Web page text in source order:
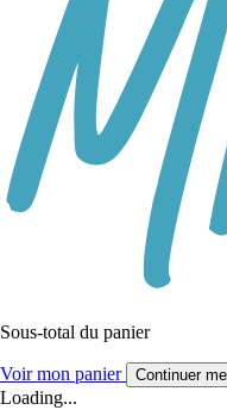
Sous-total du panier
Voir mon panier Continuer
Loading...